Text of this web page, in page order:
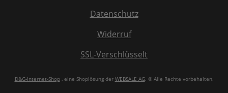
Datenschutz
Widerruf
SSL-Verschlüsselt
D&G-Internet-Shop, eine Shoplösung der WEBSALE AG. © Alle Rechte vorbehalten.